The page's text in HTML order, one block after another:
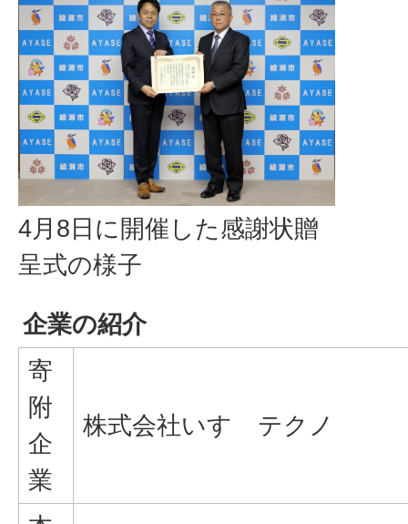
4月8日に開催した感謝状贈
呈式の様子
企業の紹介
寄
附
企
業
株式会社いすゞテクノ